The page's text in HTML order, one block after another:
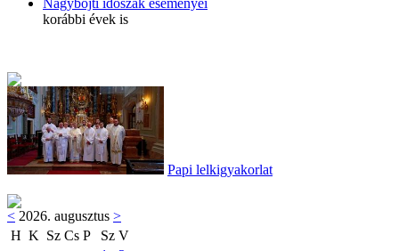
Nagyböjti időszak eseményei
korábbi évek is
Papi lelkigyakorlat
< 2026. augusztus >
H K Sz Cs P Sz V